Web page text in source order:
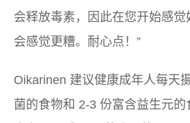
会释放毒素，因此在您开始感
会感觉更糟。耐心点！”
Oikarinen 建议健康成年人每天
菌的食物和 2-3 份富含益生元的